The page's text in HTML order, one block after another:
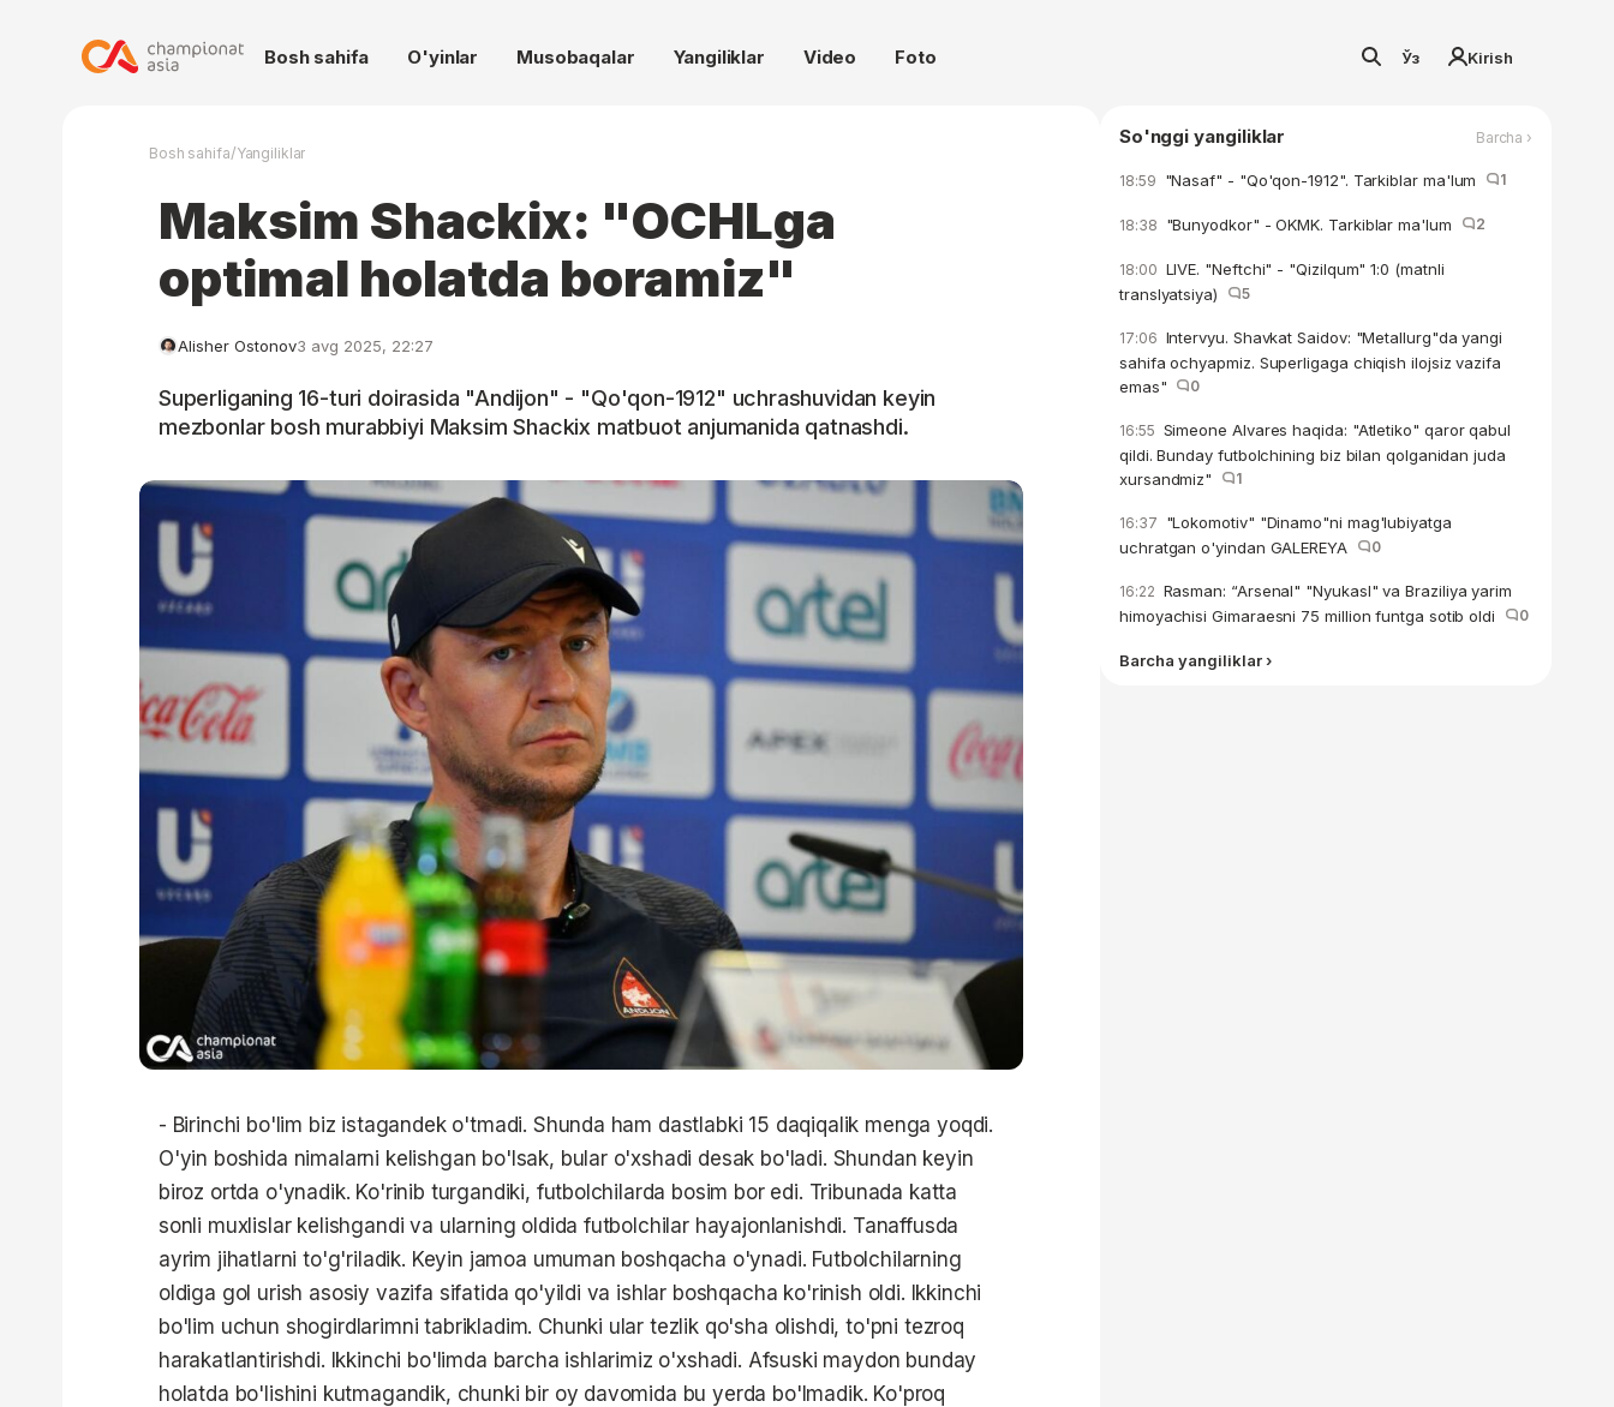
Bosh sahifa O'yinlar Musobaqalar Yangiliklar Video Foto Ўз Kirish
Bosh sahifa/Yangiliklar
Maksim Shackix: "OCHLga
optimal holatda boramiz"
Alisher Ostonov3 avg 2025, 22:27
Superliganing 16-turi doirasida "Andijon" - "Qo'qon-1912" uchrashuvidan keyin
mezbonlar bosh murabbiyi Maksim Shackix matbuot anjumanida qatnashdi.
- Birinchi bo'lim biz istagandek o'tmadi. Shunda ham dastlabki 15 daqiqalik menga yoqdi.
O'yin boshida nimalarni kelishgan bo'lsak, bular o'xshadi desak bo'ladi. Shundan keyin
biroz ortda o'ynadik. Ko'rinib turgandiki, futbolchilarda bosim bor edi. Tribunada katta
sonli muxlislar kelishgandi va ularning oldida futbolchilar hayajonlanishdi. Tanaffusda
ayrim jihatlarni to'g'riladik. Keyin jamoa umuman boshqacha o'ynadi. Futbolchilarning
oldiga gol urish asosiy vazifa sifatida qo'yildi va ishlar boshqacha ko'rinish oldi. Ikkinchi
bo'lim uchun shogirdlarimni tabrikladim. Chunki ular tezlik qo'sha olishdi, to'pni tezroq
harakatlantirishdi. Ikkinchi bo'limda barcha ishlarimiz o'xshadi. Afsuski maydon bunday
holatda bo'lishini kutmagandik, chunki bir oy davomida bu yerda bo'lmadik. Ko'proq
So'nggi yangiliklar Barcha ›
18:59 "Nasaf" - "Qo'qon-1912". Tarkiblar ma'lum 1
18:38 "Bunyodkor" - OKMK. Tarkiblar ma'lum 2
18:00 LIVE. "Neftchi" - "Qizilqum" 1:0 (matnli
translyatsiya)
5
17:06 Intervyu. Shavkat Saidov: "Metallurg"da yangi
sahifa ochyapmiz. Superligaga chiqish ilojsiz vazifa
emas"
0
16:55 Simeone Alvares haqida: "Atletiko" qaror qabul
qildi. Bunday futbolchining biz bilan qolganidan juda
xursandmiz"
1
16:37 "Lokomotiv" "Dinamo"ni mag'lubiyatga
uchratgan o'yindan GALEREYA
0
16:22 Rasman: “Arsenal" "Nyukasl" va Braziliya yarim
himoyachisi Gimaraesni 75 million funtga sotib oldi
0
Barcha yangiliklar ›